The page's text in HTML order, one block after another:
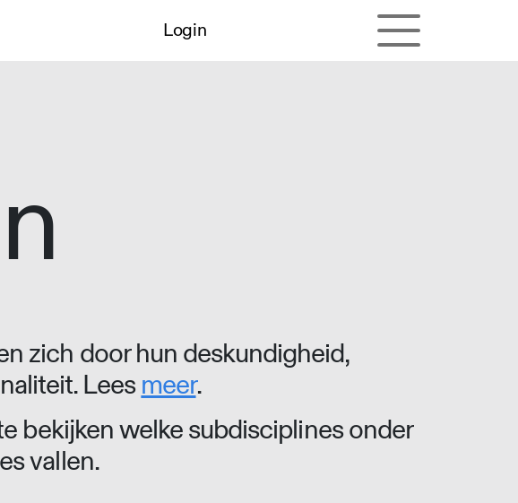
Login
zich door hun deskundigheid,
Leesmeer.
bekijken welke subdisciplines onder
vallen.